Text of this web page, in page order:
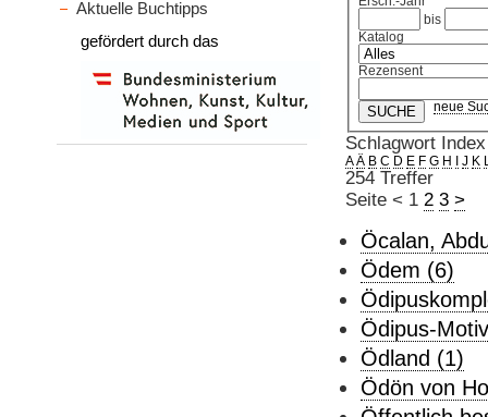
bis
Katalog
Rezensent
neue
Schlagwort Index
A Ä B C D E F G H J K
254 Treffer
Seite < 1 2 3 >
Öcalan,
Ödem (6)
Ödipus-
Ödland (1)
Ödön von
Aktuelle Buchtipps
gefördert durch das